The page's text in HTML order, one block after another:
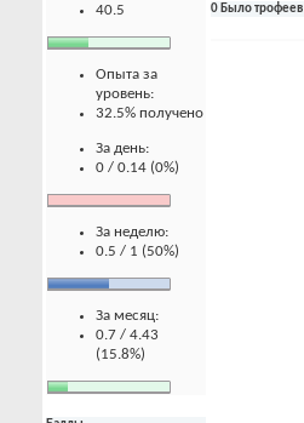
40.5
Опыта за
уровень:
32.5% получено
За день:
0 / 0.14 (0%)
За неделю:
0.5 / 1 (50%)
За месяц:
0.7 / 4.43
(15.8%)
0 Было трофеев